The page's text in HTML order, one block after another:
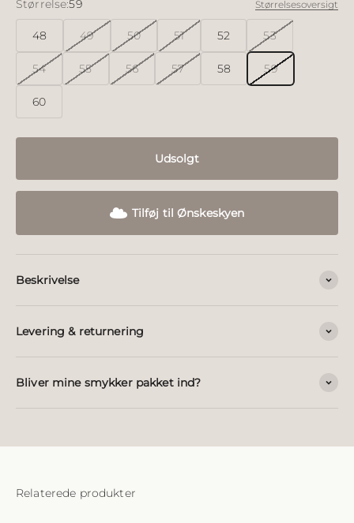
Størrelse:59 Størrelsesoversigt
48 49 50 51 52 53
54 55 56 57 58 59
60
Udsolgt
Tilføj til Ønskeskyen
Beskrivelse
Levering & returnering
Bliver mine smykker pakket ind?